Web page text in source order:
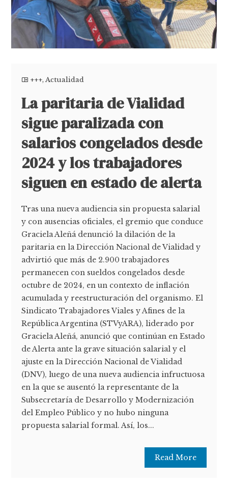
+++,Actualidad
La paritaria de Vialidad
sigue paralizada con
salarios congelados desde
2024 y los trabajadores
siguen en estado de alerta
Tras una nueva audiencia sin propuesta salarial
y con ausencias oficiales, el gremio que conduce
Graciela Aleñá denunció la dilación de la
paritaria en la Dirección Nacional de Vialidad y
advirtió que más de 2.900 trabajadores
permanecen con sueldos congelados desde
octubre de 2024, en un contexto de inflación
acumulada y reestructuración del organismo. El
Sindicato Trabajadores Viales y Afines de la
República Argentina (STVyARA), liderado por
Graciela Aleñá, anunció que continúan en Estado
de Alerta ante la grave situación salarial y el
ajuste en la Dirección Nacional de Vialidad
(DNV), luego de una nueva audiencia infructuosa
en la que se ausentó la representante de la
Subsecretaría de Desarrollo y Modernización
del Empleo Público y no hubo ninguna
propuesta salarial formal. Así, los...
Read More